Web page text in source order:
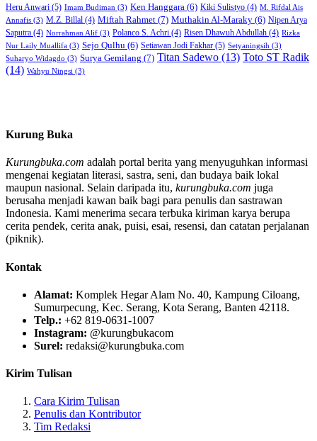
Heru Anwari (5) Imam Budiman (3) Ken Hanggara (6) Kiki Sulistyo (4) M. Rifdal Ais
Annafis (3) M.Z. Billal (4) Miftah Rahmet (7) Muthakin Al-Maraky (6) Nipen Arya
Saputra (4) Norrahman Alif (3) Polanco S. Achri (4) Risen Dhawuh Abdullah (4) Rizka
Nur Laily Muallifa (3) Sejo Qulhu (6) Setiawan Jodi Fakhar (5) Setyaningsih (3)
Suharyo Widagdo (3) Surya Gemilang (7) Titan Sadewo (13) Toto ST Radik
(14) Wahyu Ningsi (3)
Kurung Buka
Kurungbuka.com adalah portal berita yang menyuguhkan informasi
mengenai kegiatan literasi, sastra, seni, dan budaya baik lokal
maupun nasional. Selain daripada itu, kurungbuka.com juga
berusaha menjadi kawan baik bagi para penulis dan sastrawan
Indonesia. Kami menerima secara terbuka kiriman karya berupa
cerita pendek, cerita anak, puisi, esai, resensi, dan catatan perjalanan
(piknik).
Kontak
Alamat: Komplek Hegar Alam No. 40, Kampung Ciloang,
Sumurpecung, Kec. Serang, Kota Serang, Banten 42118.
Telp.: +62 819-0631-1007
Instagram: @kurungbukacom
Surel: redaksi@kurungbuka.com
Kirim Tulisan
Cara Kirim Tulisan
Penulis dan Kontributor
Tim Redaksi